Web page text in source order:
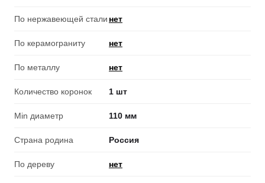
По нержавеющей стали нет
По керамограниту нет
По металлу нет
Количество коронок 1 шт
Min диаметр 110 мм
Страна родина Россия
По дереву нет